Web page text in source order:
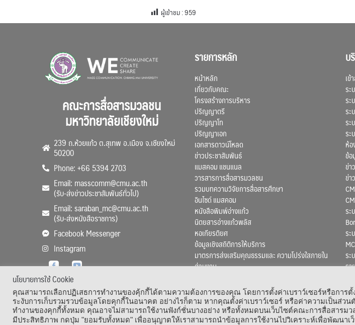
ผู้เข้าชม :959
คณะการสื่อสารมวลชน
มหาวิทยาลัยเชียงใหม่
239 ถ.ห้วยแก้ว ต.สุเทพ อ.เมือง จ.เชียงใหม่
50200
Phone: +66 5394 2703
Email: masscomm@cmu.ac.th
(รับ-ส่งข่าวประชาสัมพันธ์ทั่วไป)
Email: saraban_mc@cmu.ac.th
(รับ-ส่งหนังสือราชการ)
Facebook Messenger
Instagram
รายการหลัก
หน้าหลัก
เกี่ยวกับคณะ
โครงสร้างการบริหาร
ปริญญาตรี
ปริญญาโท
ปริญญาเอก
เอกสารดาวน์โหลด
ข่าวประชาสัมพันธ์
แมสคอม แชนแนล
วารสารการสื่อสารมวลชน
รวมบทความวิจัยการสื่อสารศึกษา
อินไซด์ แมสคอม
หนังสือพิมพ์อ่างแก้ว
นิตยสารอ่างแก้วพลัส
หอเกียรติยศ
ข้อมูลเชิงสถิติการให้บริการ
มาตรการส่งเสริมคุณธรรมและ ความโปร่งใสภายใน
ส่วนงาน
บ
เข้
ระ
ระ
ระ
ร
ระ
ห้
ข้อ
ข่า
ข่า
ร
ระ
ระ
รา
Copyright © 1964 – 2021 Faculty of Mass
นโยบายการใช้ Cookie
คุณสามารถเลือกปฏิเสธการทำงานของคุ้กกี้ได้ตามความต้องการของคุณ โดยการตั้งค่าเบราว์เซอร์หรือการ
ระงับการเก็บรวมรวบข้อมูลโดยคุกกี้ในอนาคต อย่างไรก็ตาม หากคุณตั้งค่าเบราว์เซอร์ หรือค่าความเป็นส่ว
ทำงานของคุกกี้ทั้งหมด คุณอาจไม่สามารถใช้งานฟังก์ชั่นบางอย่าง หรือทั้งหมดบนเว็บไซต์คณะการสื่อสารมว
มีประสิทธิภาพ กดปุ่ม "ยอมรับทั้งหมด" เพื่ออนุญาตให้เราสามารถนำข้อมูลการใช้งานไปวิเคราะห์เพื่อพัฒนาเ